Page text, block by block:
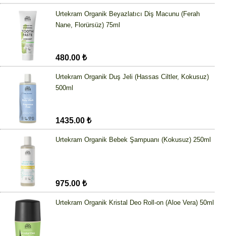
Urtekram Organik Beyazlatıcı Diş Macunu (Ferah
Nane, Florürsüz) 75ml
480.00 ₺
Urtekram Organik Duş Jeli (Hassas Ciltler, Kokusuz)
500ml
1435.00 ₺
Urtekram Organik Bebek Şampuanı (Kokusuz) 250ml
975.00 ₺
Urtekram Organik Kristal Deo Roll-on (Aloe Vera) 50ml